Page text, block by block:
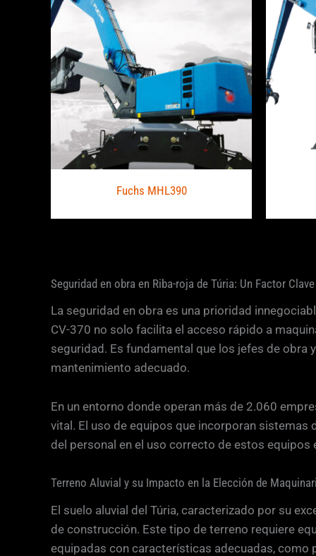
Fuchs MHL390
Seguridad en obra en Riba-roja de Túria: Un Factor Clave
La seguridad en obra es una prioridad
CV-370 no solo facilita el acceso rápido a
seguridad. Es fundamental que los jefes de obra
mantenimiento adecuado.
En un entorno donde operan más de 2.060
vital. El uso de equipos que incorporan
del personal en el uso correcto de estos
Terreno Aluvial y su Impacto en la Elección de
El suelo aluvial del Túria, caracterizado por su
de construcción. Este tipo de terreno requiere
equipadas con características adecuadas, como